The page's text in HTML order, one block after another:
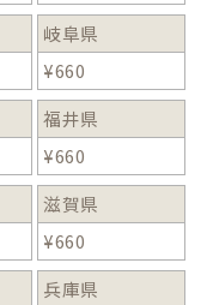
岐阜県
¥660
福井県
¥660
滋賀県
¥660
兵庫県